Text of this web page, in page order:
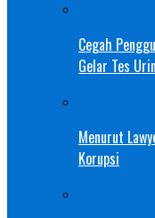
Cegah
Gelar Tes
Menurut
Korupsi